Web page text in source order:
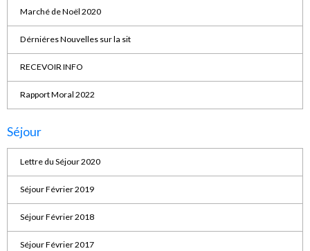
Marché de Noël 2020
Dérniéres Nouvelles sur la sit
RECEVOIR INFO
Rapport Moral 2022
Séjour
Lettre du Séjour 2020
Séjour Février 2019
Séjour Février 2018
Séjour Février 2017